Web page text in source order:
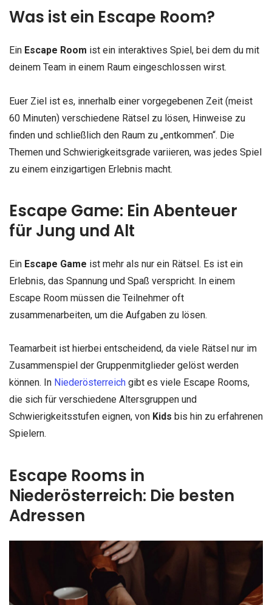
Was ist ein Escape Room?
Ein Escape Room ist ein interaktives Spiel, bei dem du mit
deinem Team in einem Raum eingeschlossen wirst.
Euer Ziel ist es, innerhalb einer vorgegebenen Zeit (meist
60 Minuten) verschiedene Rätsel zu lösen, Hinweise zu
finden und schließlich den Raum zu „entkommen“. Die
Themen und Schwierigkeitsgrade variieren, was jedes Spiel
zu einem einzigartigen Erlebnis macht.
Escape Game: Ein Abenteuer
für Jung und Alt
Ein Escape Game ist mehr als nur ein Rätsel. Es ist ein
Erlebnis, das Spannung und Spaß verspricht. In einem
Escape Room müssen die Teilnehmer oft
zusammenarbeiten, um die Aufgaben zu lösen.
Teamarbeit ist hierbei entscheidend, da viele Rätsel nur im
Zusammenspiel der Gruppenmitglieder gelöst werden
können. In Niederösterreich gibt es viele Escape Rooms,
die sich für verschiedene Altersgruppen und
Schwierigkeitsstufen eignen, von Kids bis hin zu erfahrenen
Spielern.
Escape Rooms in
Niederösterreich: Die besten
Adressen